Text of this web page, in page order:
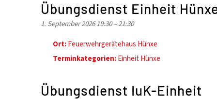
Übungsdienst Einheit
1. September 2026 19:30–21:30
Ort: Feuerwehrgerätehaus Hünxe
Terminkategorien: Einheit Hünxe
Übungsdienst IuK-Einheit